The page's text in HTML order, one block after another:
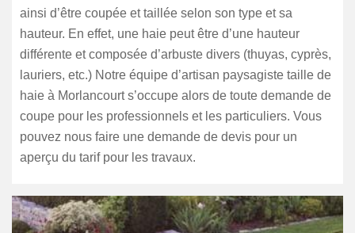
ainsi d’être coupée et taillée selon son type et sa
hauteur. En effet, une haie peut être d’une hauteur
différente et composée d’arbuste divers (thuyas, cyprès,
lauriers, etc.) Notre équipe d’artisan paysagiste taille de
haie à Morlancourt s’occupe alors de toute demande de
coupe pour les professionnels et les particuliers. Vous
pouvez nous faire une demande de devis pour un
aperçu du tarif pour les travaux.